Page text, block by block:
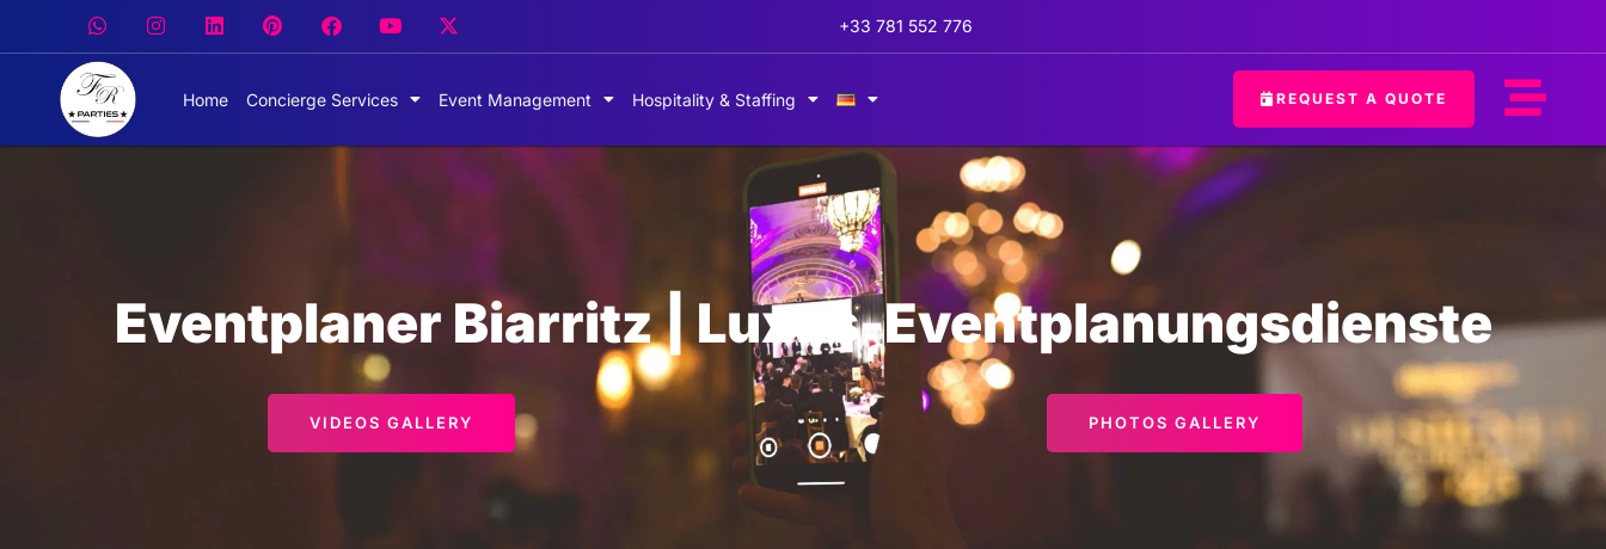
+33 781 552 776
Home Concierge Services Event Management Hospitality & Staffing REQUEST A QUOTE
Eventplaner Biarritz | Luxus-Eventplanungsdienste
VIDEOS GALLERY PHOTOS GALLERY